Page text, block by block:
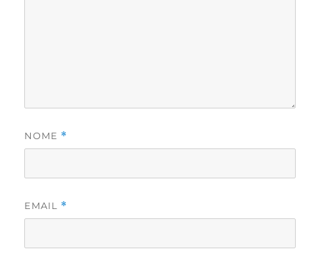
NOME *
EMAIL *